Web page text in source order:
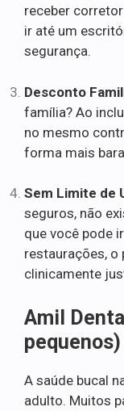
receber
ir até um
segurança.
Desconto
família? Ao
no mesmo
forma mais
Sem Limite de
seguros, não
que você pode
restaurações, o
clinicamente
Amil
pequenos)
A saúde bucal
adulto. Muitos